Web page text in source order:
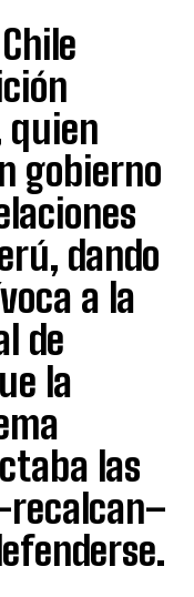
quien
gobierno
dando
a la
de
la
las